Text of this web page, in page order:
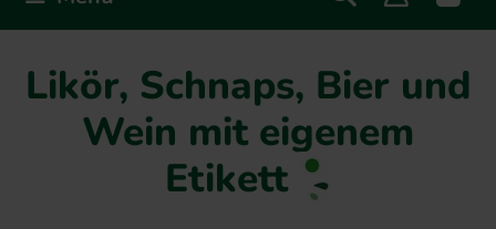
Likör, Schnaps, Bier und
Wein mit eigenem
Etikett